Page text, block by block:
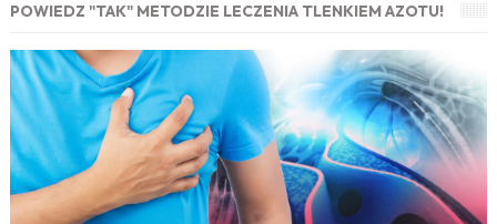
POWIEDZ "TAK" METODZIE LECZENIA TLENKIEM AZOTU!